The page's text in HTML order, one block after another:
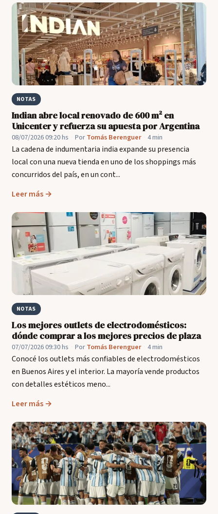
NOTAS
Indian abre local renovado de 600 m² en
Unicenter y refuerza su apuesta por Argentina
08/07/2026 09:20 hs PorTomás Berenguer 4 min
La cadena de indumentaria india expande su presencia
local con una nueva tienda en uno de los shoppings más
concurridos del país, en un cont...
Leer más →
NOTAS
Los mejores outlets de electrodomésticos:
dónde comprar a los mejores precios de plaza
07/07/2026 09:30 hs PorTomás Berenguer 4 min
Conocé los outlets más confiables de electrodomésticos
en Buenos Aires y el interior. La mayoría vende productos
con detalles estéticos meno...
Leer más →